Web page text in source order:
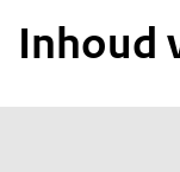
a
Inhoud